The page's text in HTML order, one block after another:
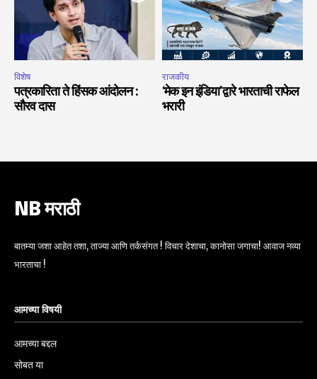
विशेष
पत्रकारिता ते हिंसक आंदोलन :
सौरव दास
राजकीय
‘मेक इन इंडिया’द्वारे भारताची राफेल
भरारी
NB मराठी
बातम्या जशा आहेत तशा, ताज्या आणि तर्कसंगत ! विचार देशाचा, कानोसा जगाचा! आवाज नव्या
भारताचा !
आमच्या विषयी
आमच्या बद्दल
सोबत या